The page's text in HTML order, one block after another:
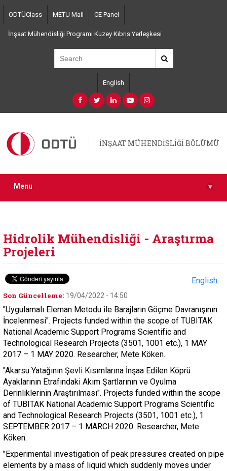
Skip
main
content
ODTÜClass METU Mail CE Panel
İnşaat Mühendisliği Programı Kuzey Kıbrıs Yerleşkesi
English
İNŞAAT MÜHENDİSLİĞİ BÖLÜMÜ
Menu ▾
Hidrolik Mühendisliği - Araştırma
Projeleri
Son Güncelleme: 19/04/2022 - 14:50
English
"Uygulamalı Eleman Metodu ile Barajların Göçme Davranışının
İncelenmesi". Projects funded within the scope of TUBITAK
National Academic Support Programs Scientific and
Technological Research Projects (3501, 1001 etc.), 1 MAY
2017 – 1 MAY 2020. Researcher, Mete Köken.
"Akarsu Yatağının Şevli Kısımlarına İnşaa Edilen Köprü
Ayaklarının Etrafındaki Akım Şartlarının ve Oyulma
Derinliklerinin Araştırılması". Projects funded within the scope
of TUBITAK National Academic Support Programs Scientific
and Technological Research Projects (3501, 1001 etc.), 1
SEPTEMBER 2017 – 1 MARCH 2020. Researcher, Mete
Köken.
"Experimental investigation of peak pressures created on pipe
elements by a mass of liquid which suddenly moves under